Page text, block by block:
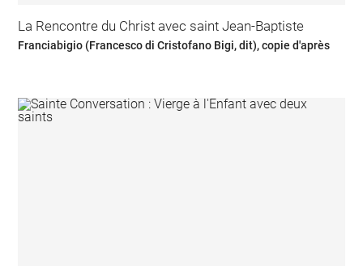
La Rencontre du Christ avec saint Jean-Baptiste
Franciabigio (Francesco di Cristofano Bigi, dit), copie d'après